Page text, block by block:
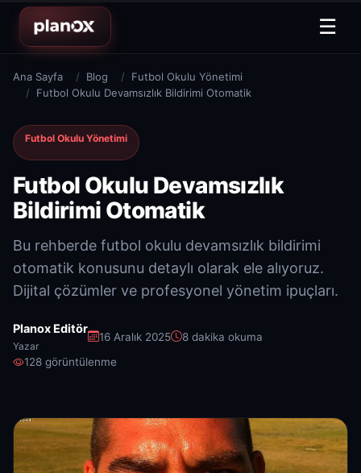
☰
Ana Sayfa Blog
Futbol Okulu Yönetimi
Futbol Okulu Devamsızlık Bildirimi Otomatik
Futbol Okulu Yönetimi
Futbol Okulu Devamsızlık
Bildirimi Otomatik
Bu rehberde futbol okulu devamsızlık bildirimi
otomatik konusunu detaylı olarak ele alıyoruz.
Dijital çözümler ve profesyonel yönetim ipuçları.
Planox Editör
Yazar
16 Aralık 2025
8 dakika okuma
128 görüntülenme